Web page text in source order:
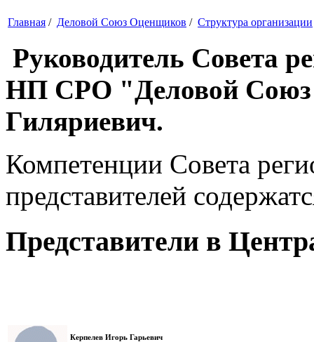
Главная / Деловой Союз Оценщиков / Структура организации
Руководитель Совета
НП СРО "Деловой Союз
Гиляриевич.
Компетенции Совета
представителей
Представители в
Керпелев Игорь Гарьевич